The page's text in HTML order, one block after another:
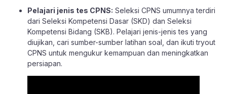
Pelajari jenis tes CPNS: Seleksi CPNS umumnya terdiri
dari Seleksi Kompetensi Dasar (SKD) dan Seleksi
Kompetensi Bidang (SKB). Pelajari jenis-jenis tes yang
diujikan, cari sumber-sumber latihan soal , dan ikutitryout
CPNS untuk mengukur kemampuan dan meningkatkan
persiapan.